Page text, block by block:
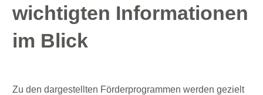
wichtigten Informationen
im Blick
Zu den dargestellten Förderprogrammen werden gezielt